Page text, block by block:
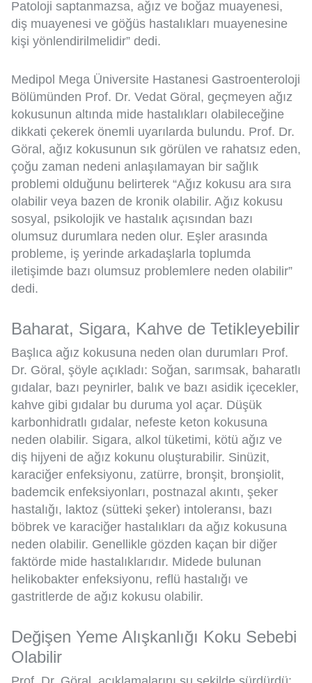
Patoloji saptanmazsa, ağız ve boğaz muayenesi,
diş muayenesi ve göğüs hastalıkları muayenesine
kişi yönlendirilmelidir” dedi.
Medipol Mega Üniversite Hastanesi Gastroenteroloji
Bölümünden Prof. Dr. Vedat Göral, geçmeyen ağız
kokusunun altında mide hastalıkları olabileceğine
dikkati çekerek önemli uyarılarda bulundu. Prof. Dr.
Göral, ağız kokusunun sık görülen ve rahatsız eden,
çoğu zaman nedeni anlaşılamayan bir sağlık
problemi olduğunu belirterek “Ağız kokusu ara sıra
olabilir veya bazen de kronik olabilir. Ağız kokusu
sosyal, psikolojik ve hastalık açısından bazı
olumsuz durumlara neden olur. Eşler arasında
probleme, iş yerinde arkadaşlarla toplumda
iletişimde bazı olumsuz problemlere neden olabilir”
dedi.
Baharat, Sigara, Kahve de Tetikleyebilir
Başlıca ağız kokusuna neden olan durumları Prof.
Dr. Göral, şöyle açıkladı: Soğan, sarımsak, baharatlı
gıdalar, bazı peynirler, balık ve bazı asidik içecekler,
kahve gibi gıdalar bu duruma yol açar. Düşük
karbonhidratlı gıdalar, nefeste keton kokusuna
neden olabilir. Sigara, alkol tüketimi, kötü ağız ve
diş hijyeni de ağız kokunu oluşturabilir. Sinüzit,
karaciğer enfeksiyonu, zatürre, bronşit, bronşiolit,
bademcik enfeksiyonları, postnazal akıntı, şeker
hastalığı, laktoz (sütteki şeker) intoleransı, bazı
böbrek ve karaciğer hastalıkları da ağız kokusuna
neden olabilir. Genellikle gözden kaçan bir diğer
faktörde mide hastalıklarıdır. Midede bulunan
helikobakter enfeksiyonu, reflü hastalığı ve
gastritlerde de ağız kokusu olabilir.
Değişen Yeme Alışkanlığı Koku Sebebi
Olabilir